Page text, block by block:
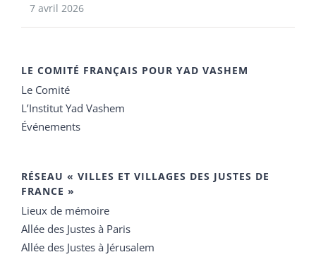
7 avril 2026
LE COMITÉ FRANÇAIS POUR YAD VASHEM
Le Comité
L’Institut Yad Vashem
Événements
RÉSEAU « VILLES ET VILLAGES DES JUSTES DE
FRANCE »
Lieux de mémoire
Allée des Justes à Paris
Allée des Justes à Jérusalem